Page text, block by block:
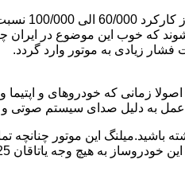
موضوع
شوند که خوب این موضوع در
زیادی به موتور وارد گردد.
زمانی که خودروهای و
به دلیل صدای سیستم صوتی
و شدیدا عملیات تراشکاری و پولیش کاری را رد و ممنوع کرده است.